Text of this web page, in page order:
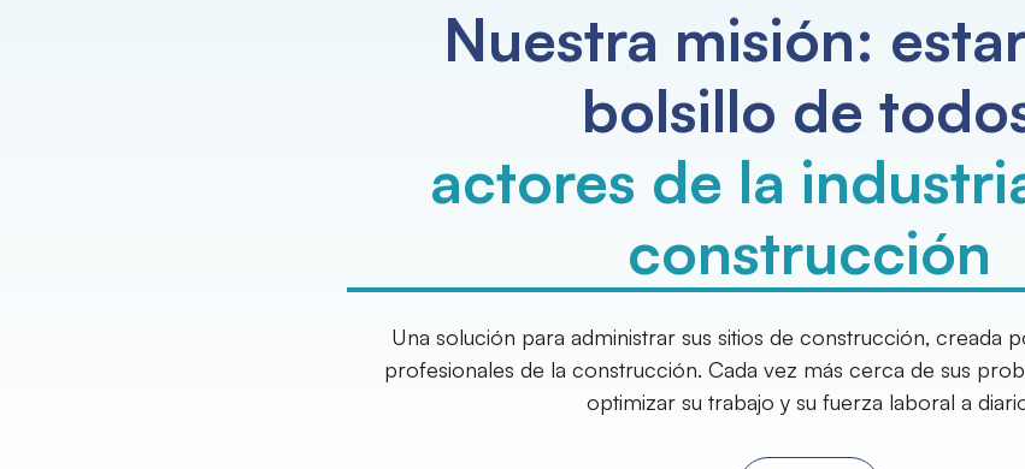
Nuestra misión:
bolsillo de
actores de la
construcción
Una solución para administrar sus sitios de construcción, creada
profesionales de la construcción. Cada vez más cerca de sus
optimizar su trabajo y su fuerza laboral a